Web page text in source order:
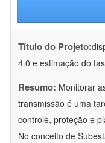
Título do Projeto:
4.0 e estimação do
Resumo: Monitorar
transmissão é uma
controle, proteção e
No conceito de